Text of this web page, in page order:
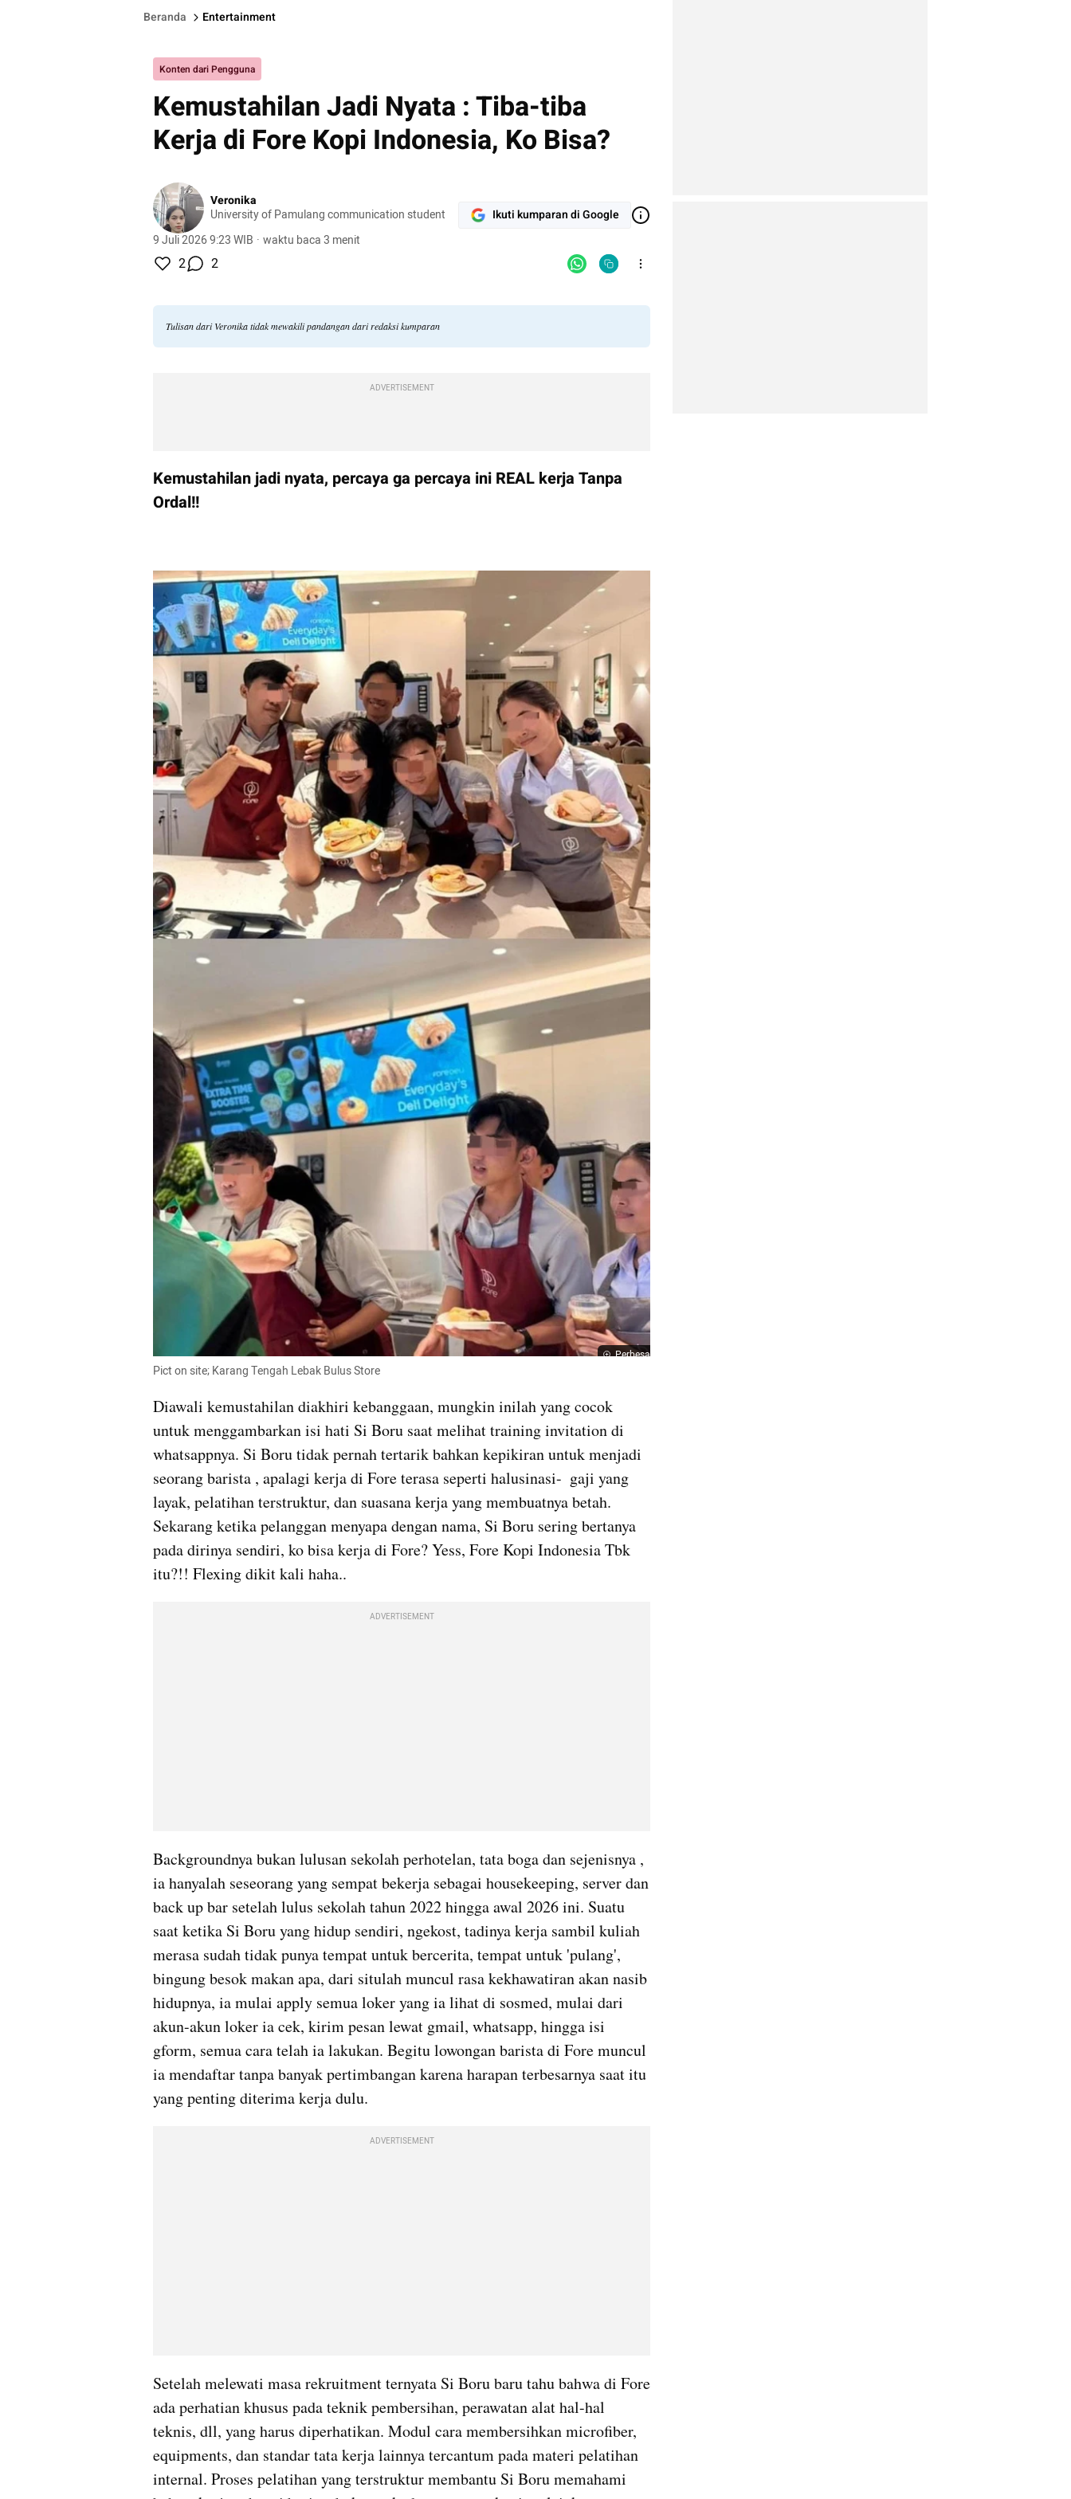
Beranda Entertainment
Konten dari Pengguna
Kemustahilan Jadi Nyata : Tiba-tiba
Kerja di Fore Kopi Indonesia, Ko Bisa?
Veronika
University of Pamulang communication student
9 Juli 2026 9:23 WIB · waktu baca 3 menit
Ikuti kumparan di Google
2 2
Tulisan dari Veronika tidak mewakili pandangan dari redaksi kumparan
ADVERTISEMENT
Kemustahilan jadi nyata, percaya ga percaya ini REAL kerja Tanpa
Ordal!!
Perbesar
Pict on site; Karang Tengah Lebak Bulus Store
Diawali kemustahilan diakhiri kebanggaan, mungkin inilah yang cocok
untuk menggambarkan isi hati Si Boru saat melihat training invitation di
whatsappnya. Si Boru tidak pernah tertarik bahkan kepikiran untuk menjadi
seorang barista , apalagi kerja di Fore terasa seperti halusinasi-  gaji yang
layak, pelatihan terstruktur, dan suasana kerja yang membuatnya betah.
Sekarang ketika pelanggan menyapa dengan nama, Si Boru sering bertanya
pada dirinya sendiri, ko bisa kerja di Fore? Yess, Fore Kopi Indonesia Tbk
itu?!! Flexing dikit kali haha..
ADVERTISEMENT
Backgroundnya bukan lulusan sekolah perhotelan, tata boga dan sejenisnya ,
ia hanyalah seseorang yang sempat bekerja sebagai housekeeping, server dan
back up bar setelah lulus sekolah tahun 2022 hingga awal 2026 ini. Suatu
saat ketika Si Boru yang hidup sendiri, ngekost, tadinya kerja sambil kuliah
merasa sudah tidak punya tempat untuk bercerita, tempat untuk 'pulang',
bingung besok makan apa, dari situlah muncul rasa kekhawatiran akan nasib
hidupnya, ia mulai apply semua loker yang ia lihat di sosmed, mulai dari
akun-akun loker ia cek, kirim pesan lewat gmail, whatsapp, hingga isi
gform, semua cara telah ia lakukan. Begitu lowongan barista di Fore muncul
ia mendaftar tanpa banyak pertimbangan karena harapan terbesarnya saat itu
yang penting diterima kerja dulu.
ADVERTISEMENT
Setelah melewati masa rekruitment ternyata Si Boru baru tahu bahwa di Fore
ada perhatian khusus pada teknik pembersihan, perawatan alat hal-hal
teknis, dll, yang harus diperhatikan. Modul cara membersihkan microfiber,
equipments, dan standar tata kerja lainnya tercantum pada materi pelatihan
internal. Proses pelatihan yang terstruktur membantu Si Boru memahami